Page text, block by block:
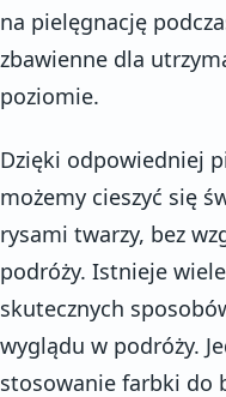
na pielęgnację
zbawienne dla
poziomie.
Dzięki odpowiedniej
możemy cieszyć się
rysami twarzy, bez
podróży. Istnieje
skutecznych
wyglądu w podróży.
stosowanie farbki do